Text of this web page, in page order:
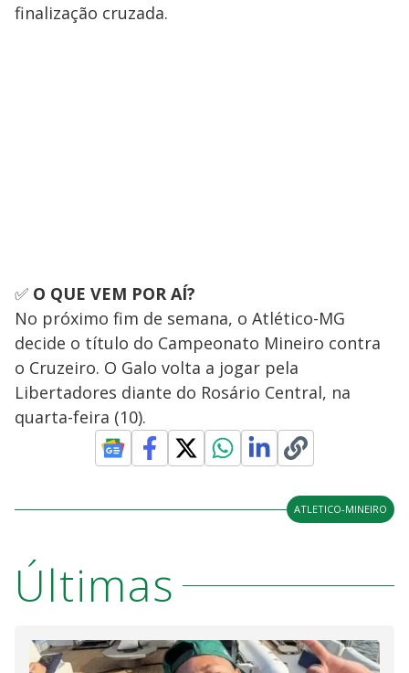
finalização cruzada.
✅ O QUE VEM POR AÍ?
No próximo fim de semana, o Atlético-MG
decide o título do Campeonato Mineiro contra
o Cruzeiro. O Galo volta a jogar pela
Libertadores diante do Rosário Central, na
quarta-feira (10).
ATLETICO-MINEIRO
Últimas